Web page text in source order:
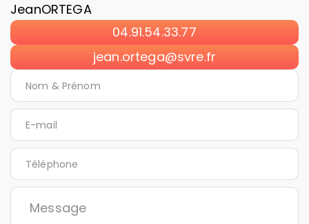
JeanORTEGA
04.91.54.33.77
jean.ortega@svre.fr